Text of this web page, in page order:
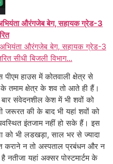
औरंगजेब बेग, सहायक ग्रेड-3
औरंगजेब बेग, सहायक ग्रेड-3
सीधी बिजली विभाग...
हाउस में कोतवाली क्षेत्र से
तमाम क्षेत्र के शव तो आते ही हैं।
संवेदनशील केश में भी शवों को
जरूरत की के बाद भी यहां शवों को
इंतजाम नहीं हो सके हैं। इस
को भी लडखड़ा, साल भर से ज्यादा
कराने न तो अस्पताल प्रबंधन और न
नतीजा यहां अक्सर पोस्टमार्टम के